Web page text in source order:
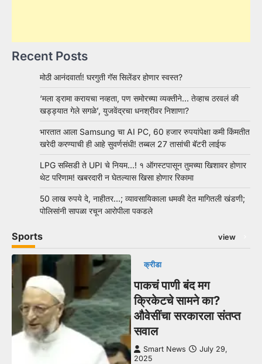
Recent Posts
मोठी आनंदवार्ता! घरगुती गॅस सिलेंडर होणार स्वस्त?
‘मला ड्रामा करायचा नव्हता, पण समोरच्या व्यक्तीने… तेव्हाच ठरवलं की
खड्ड्यात गेले सगळे’, युजवेंद्रचा धनश्रीवर निशाणा?
भारतात आला Samsung चा AI PC, 60 हजार रुपयांपेक्षा कमी किंमतीत
खरेदी करण्याची ही आहे सुवर्णसंधी! तब्बल 27 तासांची बॅटरी लाईफ
LPG सब्सिडी ते UPI चे नियम…! १ ऑगस्टपासून तुमच्या खिशावर होणार
थेट परिणाम! खबरदारी न घेतल्यास खिसा होणार रिकामा
50 लाख रुपये दे, नाहीतर…; व्यावसायिकाला धमकी देत मागितली खंडणी;
पोलिसांनी सापळा रचून आरोपीला पकडले
Sports view
क्रीडा
पाकचं पाणी बंद मग
क्रिकेटचे सामने का?
औवेसींचा सरकारला संतप्त
सवाल
Smart News
July 29,
2025